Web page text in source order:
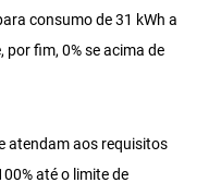
consumo de 31 kWh a
por fim, 0% se acima de
atendam aos requisitos
até o limite de